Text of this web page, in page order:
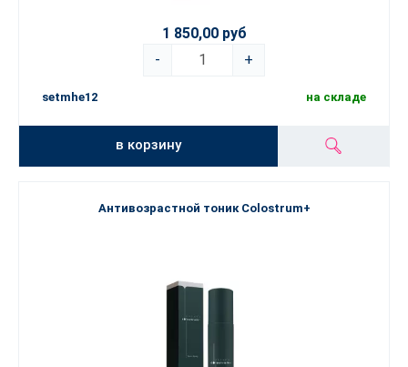
1 850,00 руб
-
+
setmhe12 на складе
в корзину
Антивозрастной тоник Colostrum+